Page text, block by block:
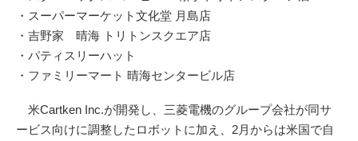
・スーパーマーケット文化堂 月島店
・吉野家 晴海 トリトンスクエア店
・パティスリーハット
・ファミリーマート 晴海センタービル店
米Cartken Inc.が開発し、三菱電機のグループ会社が同サ
ービス向けに調整したロボットに加え、2月からは米国で自